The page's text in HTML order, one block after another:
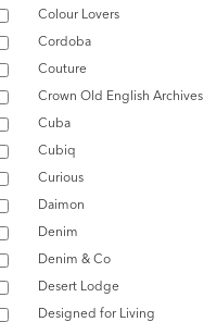
Colour Lovers
Cordoba
Couture
Crown Old English Archives
Cuba
Cubiq
Curious
Daimon
Denim
Denim & Co
Desert Lodge
Designed for Living